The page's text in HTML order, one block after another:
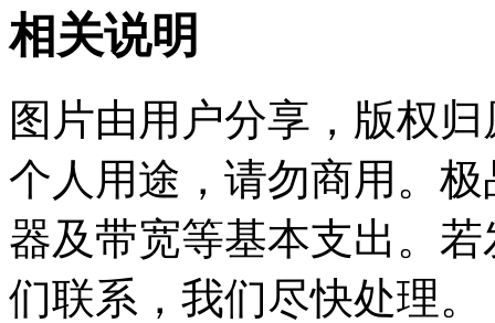
相关说明
图片由用户分享，版权
个人用途，请勿商用。
器及带宽等基本支出。
们联系，我们尽快处理。